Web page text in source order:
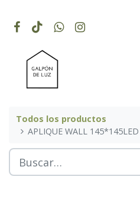
Todos los productos
APLIQUE WALL